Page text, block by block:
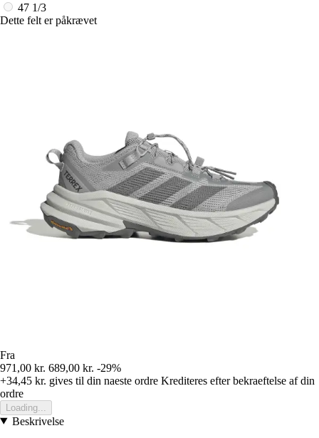
47 1/3
Dette felt er påkrævet
Fra
971,00 kr. 689,00 kr. -29%
+34,45 kr. gives til din naeste ordre Krediteres efter bekraeftelse af din
ordre
Loading...
Beskrivelse